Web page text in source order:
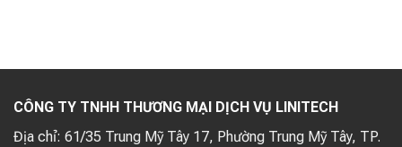
CÔNG TY TNHH THƯƠNG MẠI DỊCH VỤ LINITECH
Địa chỉ: 61/35 Trung Mỹ Tây 17, Phường Trung Mỹ Tây, TP.